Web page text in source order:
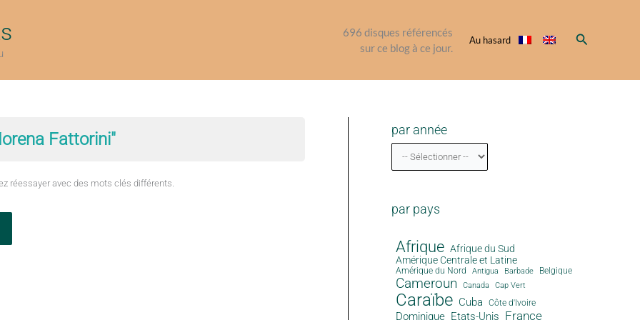
696 disques référencés
sur ce blog à ce jour.
Au hasard Rechercher
Fattorini"
réessayer avec des mots clés différents.
par année
par pays
Afrique Afrique du Sud
Amérique Centrale et Latine
Amérique du Nord Antigua Barbade Belgique
Cameroun Canada Cap Vert
Caraïbe Cuba Côte d'Ivoire
Dominique Etats-Unis France